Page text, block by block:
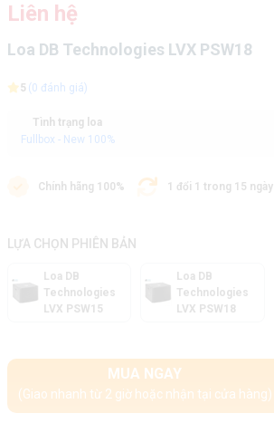
Liên hệ
Loa DB Technologies LVX PSW18
5 (0 đánh giá)
Tình trạng loa
Fullbox - New 100%
Chính hãng 100% 1 đổi 1 trong 15 ngày
LỰA CHỌN PHIÊN BẢN
Loa DB
Technologies
LVX PSW15
Loa DB
Technologies
LVX PSW18
MUA NGAY
(Giao nhanh từ 2 giờ hoặc nhận tại cửa hàng)